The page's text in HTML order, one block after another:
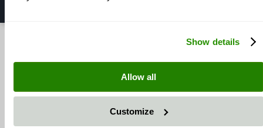
Show details
Allow all
Customize
Sie mehr Strahlmittel verbrauchen und die Strahlzeit steigt.
durch:
behalten ihre Schneidewirkung deutlich länger als
minderwertige Strahlmittel. Dadurch benötigen Sie weniger
Material und senken Ihre laufenden Kosten.
Privatsphäre und Datenschutz
Bestellinformationen
Kontakt